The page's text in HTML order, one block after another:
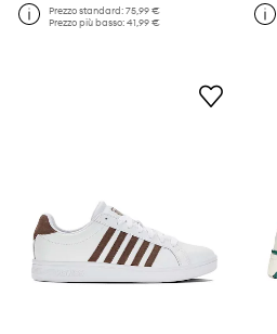
Prezzo standard:75,99 €
Prezzo più basso:41,99 €